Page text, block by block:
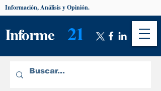
Informe 21
Información, Análisis y Opinión.